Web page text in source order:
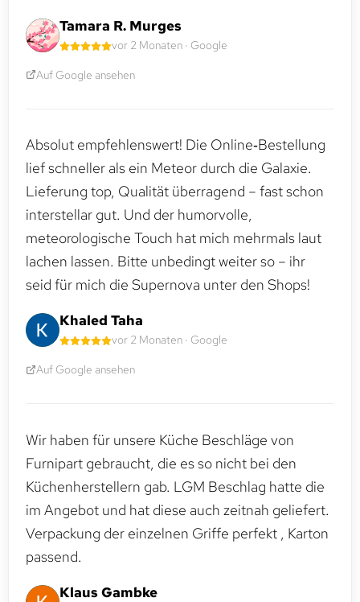
Tamara R. Murges
vor 2 Monaten · Google
Auf Google ansehen
Absolut empfehlenswert! Die Online‑Bestellung
lief schneller als ein Meteor durch die Galaxie.
Lieferung top, Qualität überragend – fast schon
interstellar gut. Und der humorvolle,
meteorologische Touch hat mich mehrmals laut
lachen lassen. Bitte unbedingt weiter so – ihr
seid für mich die Supernova unter den Shops!
Khaled Taha
vor 2 Monaten · Google
Auf Google ansehen
Wir haben für unsere Küche Beschläge von
Furnipart gebraucht, die es so nicht bei den
Küchenherstellern gab. LGM Beschlag hatte die
im Angebot und hat diese auch zeitnah geliefert.
Verpackung der einzelnen Griffe perfekt , Karton
passend.
Klaus Gambke